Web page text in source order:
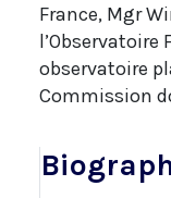
France, Mgr
l’Observatoire
observatoire
Commission